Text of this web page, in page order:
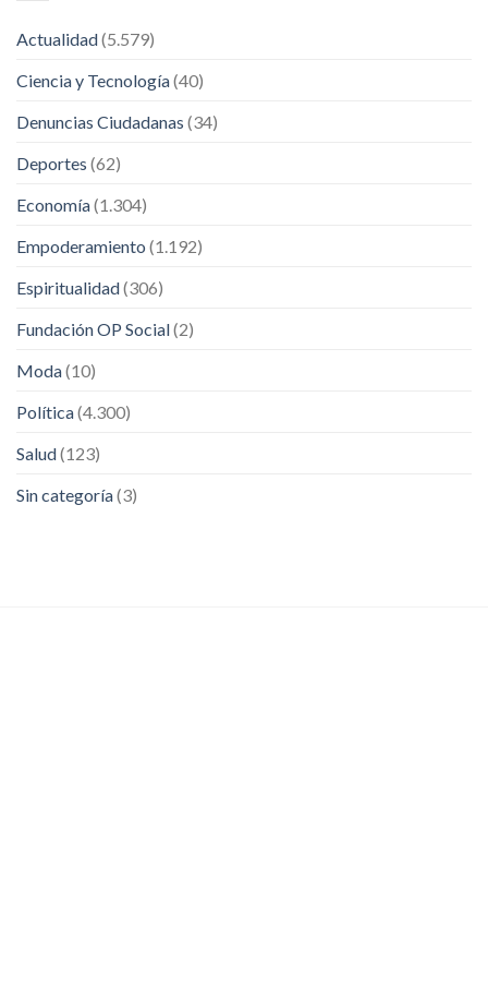
Actualidad(5.579)
Ciencia y Tecnología(40)
Denuncias Ciudadanas (34)
Deportes (62)
Economía(1.304)
Empoderamiento (1.192)
Espiritualidad(306)
Fundación OP Social(2)
Moda(10)
Política(4.300)
Salud(123)
Sin categoría(3)